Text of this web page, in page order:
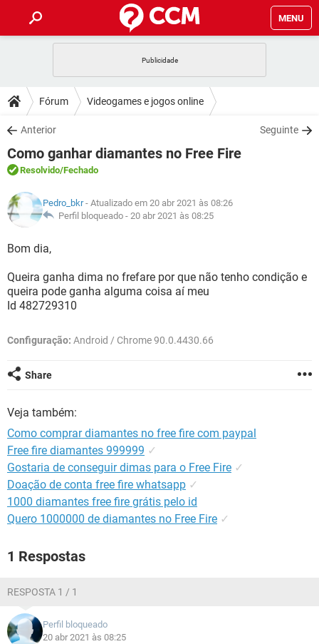
MENU
CELULAR FACEBOOK
OUTLOOK
INSTAGRAM GMAIL
GUIA DE COMPRAS
DICAS
JOGOS WHATSAPP
OUTLOOK
INSTAGRAM
GUIA DE COMPRAS
DOWNLOADS
JOGOS WHATSAPP
CELULAR
OUTLOOK EXCEL
INSTAGRAM
GUIA DE COMPRAS
FÓRUM
JOGOS
CELULAR FACEBOOK
GUIA DE COMPRAS
GLOSSÁRIO
JOGOS
CELULAR
OUTLOOK EXCEL
INSTAGRAM
Fórum Videogames e jogos online
Anterior Seguinte
Como ganhar diamantes no Free Fire
Resolvido/Fechado
Pedro_bkr- Atualizado em 20 abr 2021 às 08:26
Perfil bloqueado - 20 abr 2021 às 08:25
Bom dia,
Queira ganha dima no frefare por que não tenho condição e
queira pode ganha alguma coisa aí meu
Id 482729310
Configuração: Android / Chrome 90.0.4430.66
Share
Veja também:
Como comprar diamantes no free fire com paypal
Free fire diamantes 999999 ✓
Gostaria de conseguir dimas para o Free Fire ✓
Doação de conta free fire whatsapp ✓
1000 diamantes free fire grátis pelo id
Quero 1000000 de diamantes no Free Fire ✓
1 Respostas
RESPOSTA 1 / 1
Perfil bloqueado
20 abr 2021 às 08:25